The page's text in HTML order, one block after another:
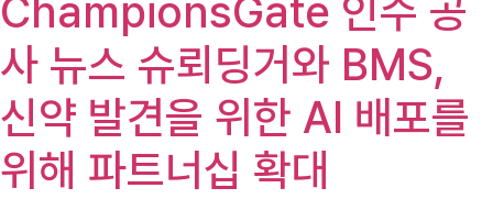
ChampionsGate 인수 공
사 뉴스 슈뢰딩거와 BMS,
신약 발견을 위한 AI 배포를
위해 파트너십 확대